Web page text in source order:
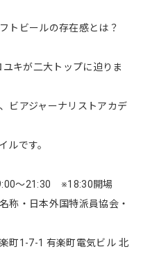
トビールの存在感とは？
キが二大トップに迫りま
ビアジャーナリストアカデ
ルです。
～21:30 ※18:30開場
称・日本外国特派員協会・
1-7-1 有楽町電気ビル 北